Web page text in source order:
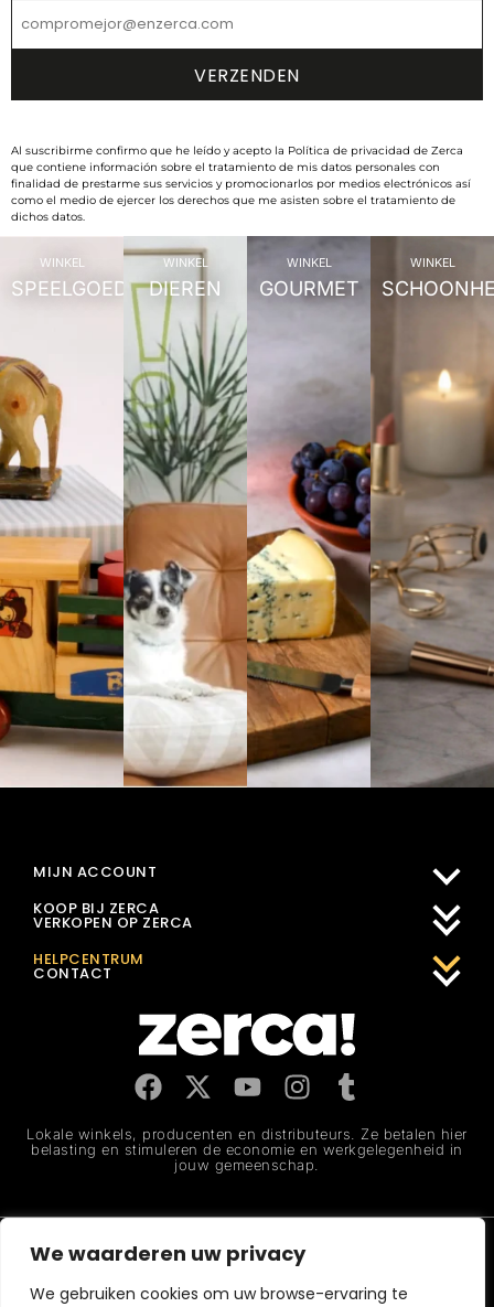
We waarderen uw privacy
We gebruiken cookies om uw browse-ervaring te
Al suscribirme confirmo que he leído y acepto la Política de privacidad de Zerca
que contiene información sobre el tratamiento de mis datos personales con
finalidad de prestarme sus servicios y promocionarlos por medios electrónicos así
como el medio de ejercer los derechos que me asisten sobre el tratamiento de
dichos datos.
WINKEL
SPEELGOED
WINKEL
DIEREN
WINKEL
GOURMET
WINKEL
Lokale winkels, producenten en distributeurs. Ze betalen hier
belasting en stimuleren de economie en werkgelegenheid in
jouw gemeenschap.
MIJN ACCOUNT
KOOP BIJ ZERCA
VERKOPEN OP ZERCA
HELPCENTRUM
CONTACT
Privacybeleid
CERTIFICERING 2026 MejorServicio.es